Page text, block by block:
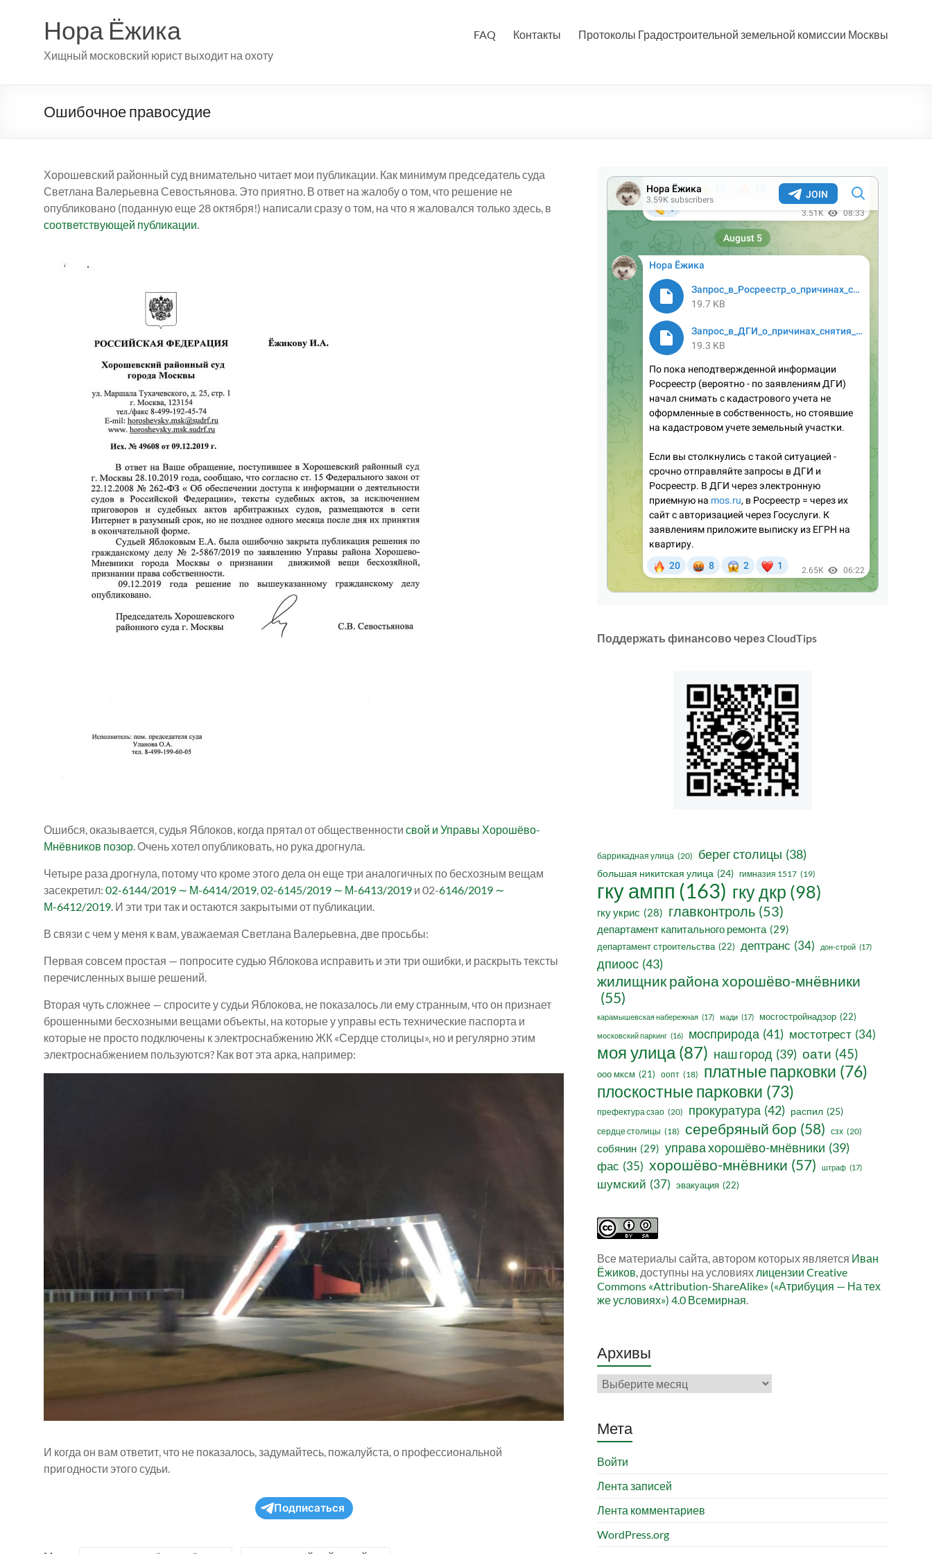
содержимомуНора Ёжика
Хищный московский юрист выходит на охоту
FAQ Контакты Протоколы Градостроительной земельной комиссии Москвы
Ошибочное правосудие
Хорошевский районный суд внимательно читает мои публикации. Как минимум председатель суда
Светлана Валерьевна Севостьянова. Это приятно. В ответ на жалобу о том, что решение не
опубликовано (поданную еще 28 октября!) написали сразу о том, на что я жаловался только здесь, в
соответствующей публикации.
Ошибся, оказывается, судья Яблоков, когда прятал от общественности свой и Управы Хорошёво-
Мнёвников позор. Очень хотел опубликовать, но рука дрогнула.
Четыре раза дрогнула, потому что кроме этого дела он еще три аналогичных по бесхозным вещам
засекретил: 02-6144/2019 ∼ М-6414/2019,02-6145/2019 ∼ М-6413/2019 и 02-6146/2019 ∼
М-6412/2019. И эти три так и остаются закрытыми от публикации.
В связи с чем у меня к вам, уважаемая Светлана Валерьевна, две просьбы:
Первая совсем простая — попросите судью Яблокова исправить и эти три ошибки, и раскрыть тексты
перечисленных выше решений.
Вторая чуть сложнее — спросите у судьи Яблокова, не показалось ли ему странным, что он признает
брошенными бесхозными вещами объекты, на которые у управы есть технические паспорта и
которые не просто подключены к электроснабжению ЖК «Сердце столицы», но и регулярно этим
электроснабжением пользуются? Как вот эта арка, например:
И когда он вам ответит, что не показалось, задумайтесь, пожалуйста, о профессиональной
пригодности этого судьи.
Подписаться
Поддержать финансово через CloudTips
баррикадная улица (20) берег столицы (38)
большая никитская улица (24) гимназия 1517 (19)
гку ампп (163) гку дкр (98)
гку укрис (28) главконтроль (53)
департамент капитального ремонта (29)
департамент строительства (22) дептранс (34) дон-строй (17)
дпиоос (43)
жилищник района хорошёво-мнёвники
(55)
карамышевская набережная (17) мади (17) мосгостройнадзор (22)
московский паркинг (16) мосприрода (41) мостотрест (34)
моя улица (87) наш город (39) оати (45)
ооо мксм (21) оопт (18) платные парковки (76)
плоскостные парковки (73)
префектура сзао (20) прокуратура (42) распил (25)
сердце столицы (18) серебряный бор (58) сзх (20)
собянин (29) управа хорошёво-мнёвники (39)
фас (35) хорошёво-мнёвники (57) штраф (17)
шумский (37) эвакуация (22)
Все материалы сайта, автором которых является Иван
Ёжиков, доступны на условиях лицензии Creative
Commons «Attribution-ShareAlike» («Атрибуция — На тех
же условиях») 4.0 Всемирная.
Архивы
Архивы
Мета
Войти
Лента записей
Лента комментариев
WordPress.org